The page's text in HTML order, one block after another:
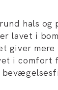
hals og
lavet i
giver
i comfort